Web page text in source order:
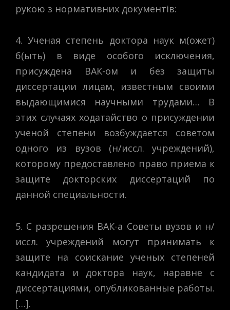
рукою з нормативних документів:
4. Ученая степень доктора наук м(ожет)
б(ыть) в виде особого исключения,
присуждена ВАК-ом и без защиты
диссертации лицам, известным своими
выдающимися научными трудами… В
этих случаях ходатайство о присуждении
ученой степени возбуждается советом
одного из вузов (н/иссл. учреждений),
которому предоставлено право приема к
защите докторских диссертаций по
данной специальности.
5. С разрешения ВАК-а Советы вузов и н/
иссл. учреждений могут принимать к
защите на соискание ученых степеней
кандидата и доктора наук, наравне с
диссертациями, опубликованные работы.
[…].